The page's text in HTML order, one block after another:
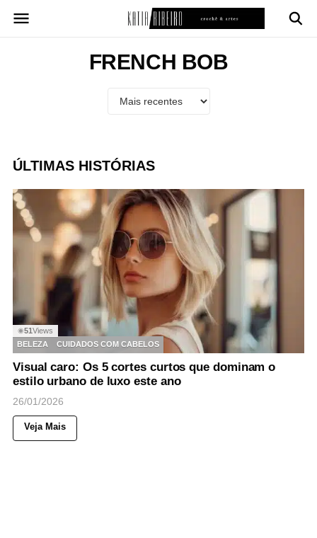
para
FRENCH BOB
ÚLTIMAS HISTÓRIAS
◉51Views
BELEZA
CUIDADOS COM CABELOS
Visual caro: Os 5 cortes curtos que dominam o
estilo urbano de luxo este ano
26/01/2026
Veja Mais